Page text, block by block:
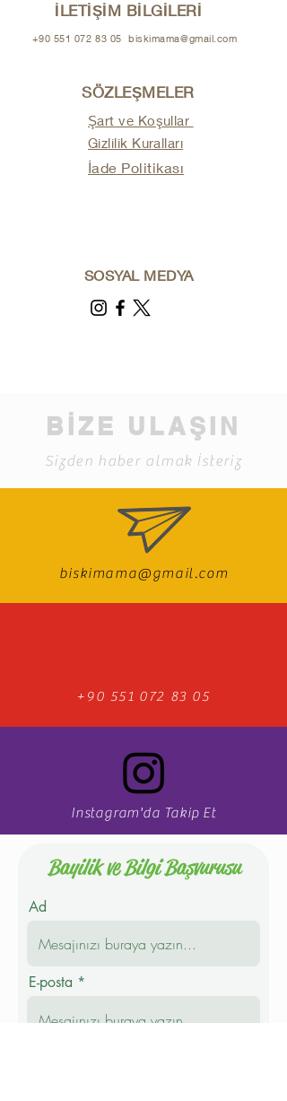
İLETİŞİM BİLGİLERİ
+90 551 072 83 05 biskimama@gmail.com
SÖZLEŞMELER
Şart ve Koşullar
Gizlilik Kuralları
İade Politikası
SOSYAL MEDYA
BİZE ULAŞIN
Sizden haber almak İsteriz
biskimama@gmail.com
+90 551 072 83 05
Instagram'da Takip Et
Bayilik ve Bilgi Başvurusu
Ad
E-posta